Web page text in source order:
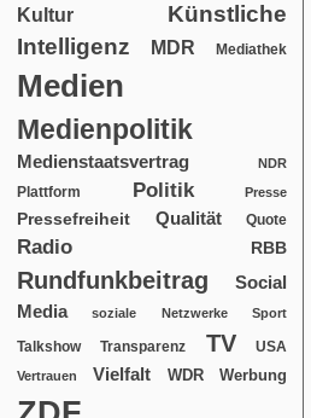
Kultur
Künstliche
Intelligenz
MDR Mediathek
Medien
Medienpolitik
Medienstaatsvertrag NDR
Plattform Politik Presse
Pressefreiheit Qualität Quote
Radio RBB
Rundfunkbeitrag
Social
Media
soziale Netzwerke Sport
Talkshow Transparenz TV USA
Vertrauen Vielfalt WDR Werbung